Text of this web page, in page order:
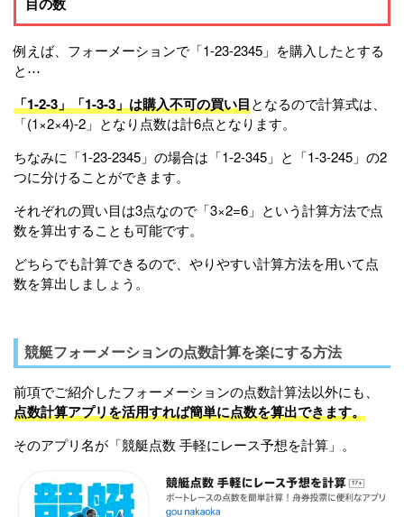
例えば、フォーメーションで「1-23-2345」を購入したとする
と⋯
「1-2-3」「1-3-3」は購入不可の買い目となるので計算式は、
「(1×2×4)-2」となり点数は計6点となります。
ちなみに「1-23-2345」の場合は「1-2-345」と「1-3-245」の2
つに分けることができます。
それぞれの買い目は3点なので「3×2=6」という計算方法で点
数を算出することも可能です。
どちらでも計算できるので、やりやすい計算方法を用いて点
数を算出しましょう。
競艇フォーメーションの点数計算を楽にする方法
前項でご紹介したフォーメーションの点数計算法以外にも、
点数計算アプリを活用すれば簡単に点数を算出できます。
そのアプリ名が「競艇点数 手軽にレース予想を計算」。